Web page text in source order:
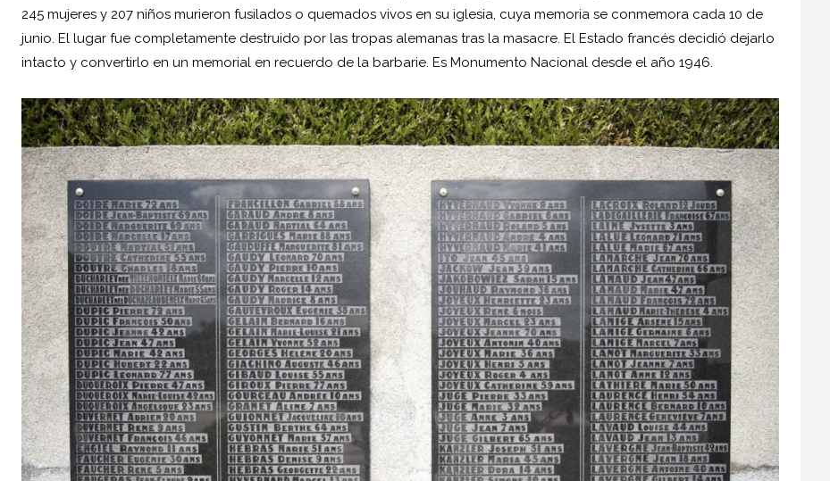
245 mujeres y 207 niños murieron fusilados o quemados vivos en su iglesia, cuya memoria se conmemora cada 10 de
junio. El lugar fue completamente destruido por las tropas alemanas tras la masacre. El Estado francés decidió dejarlo
intacto y convertirlo en un memorial en recuerdo de la barbarie. Es Monumento Nacional desde el año 1946.